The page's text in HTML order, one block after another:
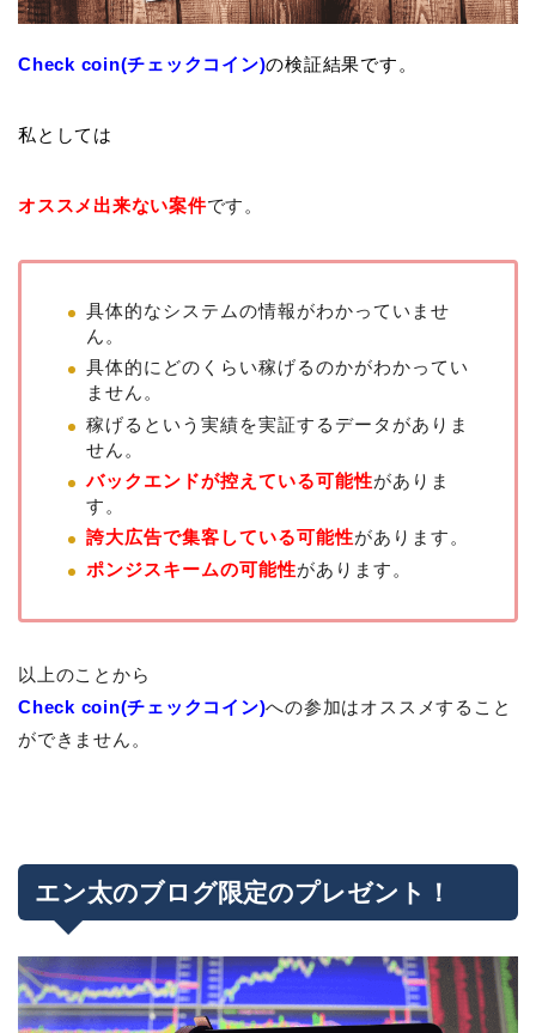
Check coin(チェックコイン)の検証結果です。
私としては
オススメ出来ない案件です。
具体的なシステムの情報がわかっていませ
ん。
具体的にどのくらい稼げるのかがわかってい
ません。
稼げるという実績を実証するデータがありま
せん。
バックエンドが控えている可能性がありま
す。
誇大広告で集客している可能性があります。
ポンジスキームの可能性があります。
以上のことから
Check coin(チェックコイン)への参加はオススメすること
ができません。
エン太のブログ限定のプレゼント！